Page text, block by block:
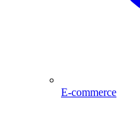
E-commerce